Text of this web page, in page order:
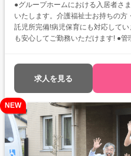
●グループホームにおける入居者さ
いたします。介護福祉士お持ちの
託児所完備!病児保育にも対応して
も安心してご勤務いただけます! ●
求人を見る
NEW